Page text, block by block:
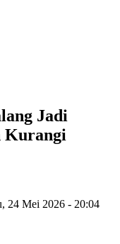
Jadi
Kurangi
24 Mei 2026 - 20:04